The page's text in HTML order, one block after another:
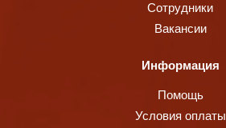
Сотрудники
Вакансии
Информация
Помощь
Условия оплаты